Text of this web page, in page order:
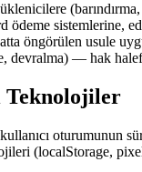
sistemlerine,
öngörülen usule
devralma) — hak
Teknolojiler
oturumunun
(localStorage,